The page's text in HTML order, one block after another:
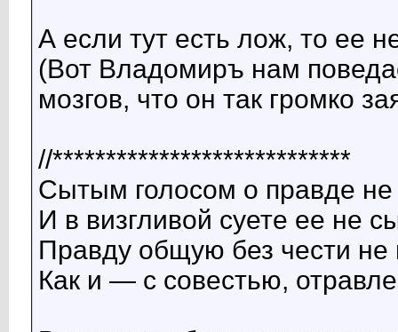
А если тут есть лож, то ее
(Вот Владомиръ нам
мозгов, что он так громко
//****************************
Сытым голосом о правде
И в визгливой суете ее не
Правду общую без чести
Как и — с совестью,